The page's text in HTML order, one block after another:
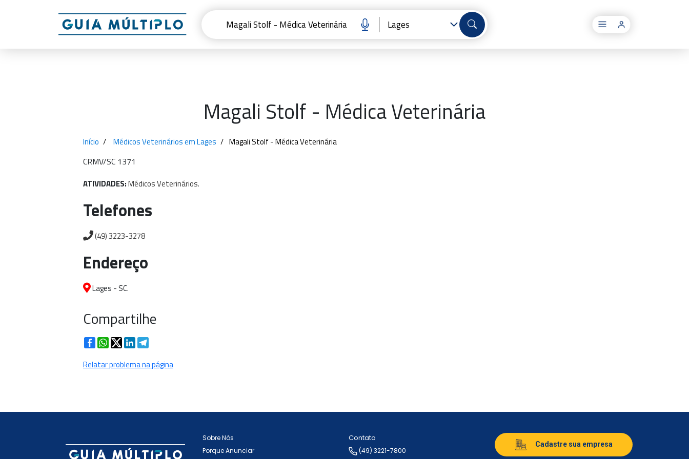
Magali Stolf - Médica Veterinária
Início Médicos Veterinários em Lages Magali Stolf - Médica Veterinária
CRMV/SC 1371
ATIVIDADES:MédicosVeterinários.
Telefones
(49) 3223-3278
Endereço
Lages - SC.
Compartilhe
FacebookWhatsApp
TwitterLinkedIn
Relatar problema na página
Sobre Nós
Porque Anunciar
Contato
(49) 3221-7800
Cadastre sua empresa